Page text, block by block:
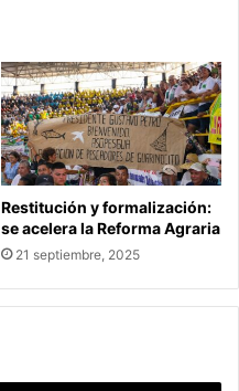
Restitución y formalización:
se acelera la Reforma Agraria
21 septiembre, 2025